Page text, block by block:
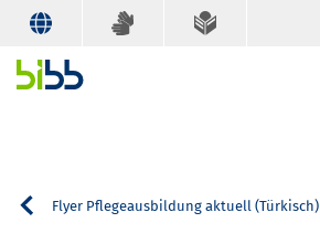
Flyer Pflegeausbildung aktuell (Türkisch)